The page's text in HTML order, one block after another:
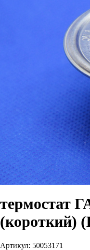
термостат
(короткий)
Артикул: 50053171